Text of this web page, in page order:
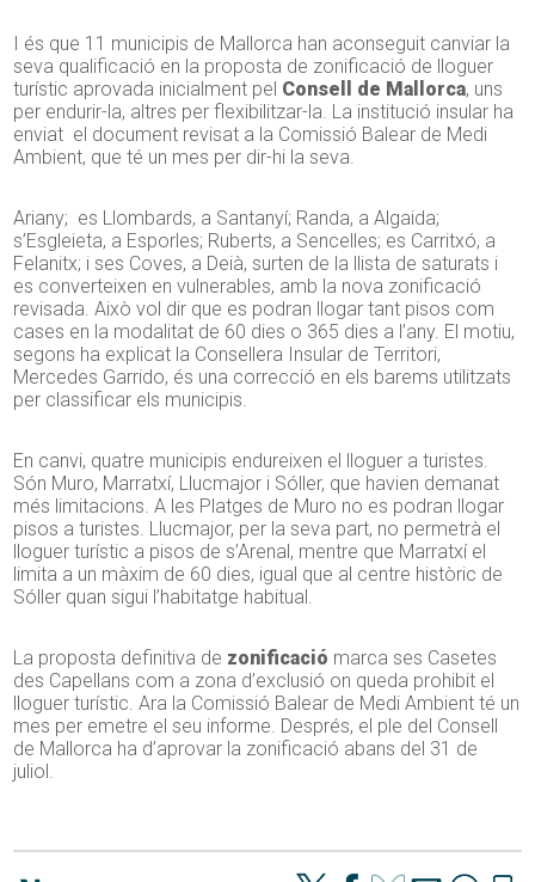
I és que 11 municipis de Mallorca han aconseguit canviar la
seva qualificació en la proposta de zonificació de lloguer
turístic aprovada inicialment pel Consell de Mallorca, uns
per endurir-la, altres per flexibilitzar-la. La institució insular ha
enviat el document revisat a la Comissió Balear de Medi
Ambient, que té un mes per dir-hi la seva.
Ariany; es Llombards, a Santanyí; Randa, a Algaida;
s’Esgleieta, a Esporles; Ruberts, a Sencelles; es Carritxó, a
Felanitx; i ses Coves, a Deià, surten de la llista de saturats i
es converteixen en vulnerables, amb la nova zonificació
revisada. Això vol dir que es podran llogar tant pisos com
cases en la modalitat de 60 dies o 365 dies a l’any. El motiu,
segons ha explicat la Consellera Insular de Territori,
Mercedes Garrido, és una correcció en els barems utilitzats
per classificar els municipis.
En canvi, quatre municipis endureixen el lloguer a turistes.
Són Muro, Marratxí, Llucmajor i Sóller, que havien demanat
més limitacions. A les Platges de Muro no es podran llogar
pisos a turistes. Llucmajor, per la seva part, no permetrà el
lloguer turístic a pisos de s’Arenal, mentre que Marratxí el
limita a un màxim de 60 dies, igual que al centre històric de
Sóller quan sigui l’habitatge habitual.
La proposta definitiva de zonificació marca ses Casetes
des Capellans com a zona d’exclusió on queda prohibit el
lloguer turístic. Ara la Comissió Balear de Medi Ambient té un
mes per emetre el seu informe. Després, el ple del Consell
de Mallorca ha d’aprovar la zonificació abans del 31 de
juliol.